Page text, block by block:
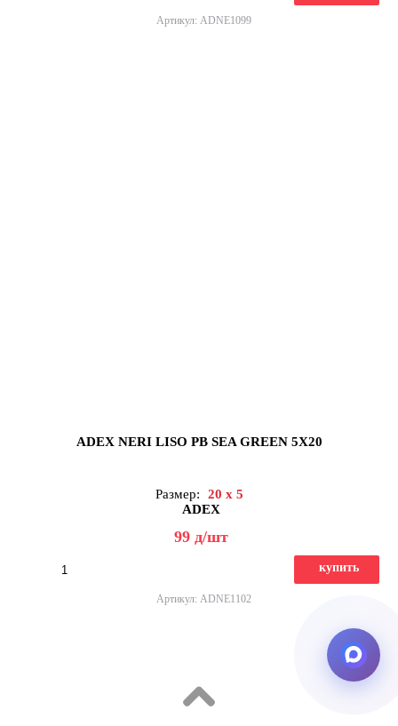
Артикул: ADNE1099
ADEX NERI LISO PB SEA GREEN 5X20
Размер:
20 x 5
ADEX
99 д/шт
купить
Артикул: ADNE1102